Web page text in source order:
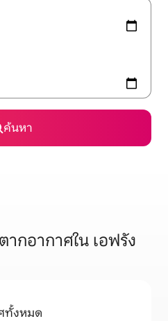
ค้นหา
กอากาศใน เอฟรัง
ทั้งหมด